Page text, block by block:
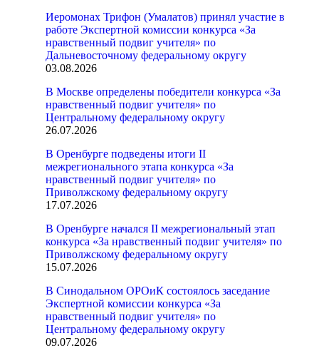
Иеромонах Трифон (Умалатов) принял участие в
работе Экспертной комиссии конкурса «За
нравственный подвиг учителя» по
Дальневосточному федеральному округу
03.08.2026
В Москве определены победители конкурса «За
нравственный подвиг учителя» по
Центральному федеральному округу
26.07.2026
В Оренбурге подведены итоги II
межрегионального этапа конкурса «За
нравственный подвиг учителя» по
Приволжскому федеральному округу
17.07.2026
В Оренбурге начался II межрегиональный этап
конкурса «За нравственный подвиг учителя» по
Приволжскому федеральному округу
15.07.2026
В Синодальном ОРОиК состоялось заседание
Экспертной комиссии конкурса «За
нравственный подвиг учителя» по
Центральному федеральному округу
09.07.2026